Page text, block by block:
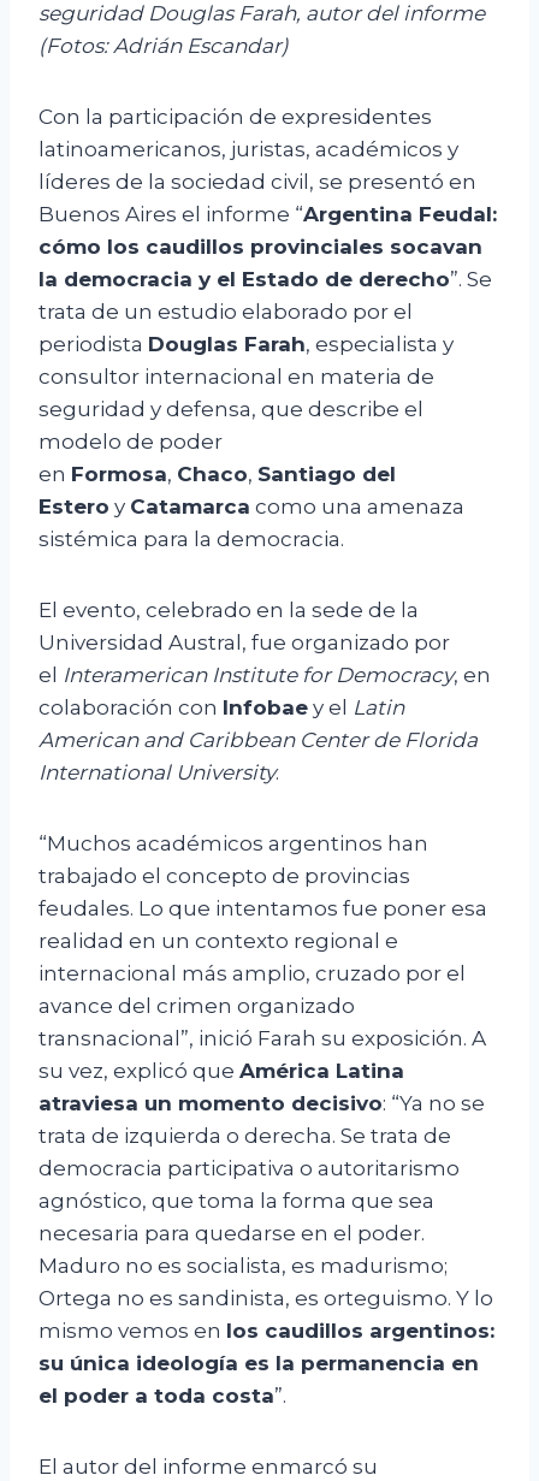
seguridad Douglas Farah, autor del informe
(Fotos: Adrián Escandar)
Con la participación de expresidentes
latinoamericanos, juristas, académicos y
líderes de la sociedad civil, se presentó en
Buenos Aires el informe “Argentina Feudal:
cómo los caudillos provinciales socavan
la democracia y el Estado de derecho”. Se
trata de un estudio elaborado por el
periodista Douglas Farah, especialista y
consultor internacional en materia de
seguridad y defensa, que describe el
modelo de poder
en Formosa, Chaco, Santiago del
Estero y Catamarca como una amenaza
sistémica para la democracia.
El evento, celebrado en la sede de la
Universidad Austral, fue organizado por
el Interamerican Institute for Democracy, en
colaboración con Infobae y el Latin
American and Caribbean Center de Florida
International University.
“Muchos académicos argentinos han
trabajado el concepto de provincias
feudales. Lo que intentamos fue poner esa
realidad en un contexto regional e
internacional más amplio, cruzado por el
avance del crimen organizado
transnacional”, inició Farah su exposición. A
su vez, explicó que América Latina
atraviesa un momento decisivo: “Ya no se
trata de izquierda o derecha. Se trata de
democracia participativa o autoritarismo
agnóstico, que toma la forma que sea
necesaria para quedarse en el poder.
Maduro no es socialista, es madurismo;
Ortega no es sandinista, es orteguismo. Y lo
mismo vemos en los caudillos argentinos:
su única ideología es la permanencia en
el poder a toda costa”.
El autor del informe enmarcó su